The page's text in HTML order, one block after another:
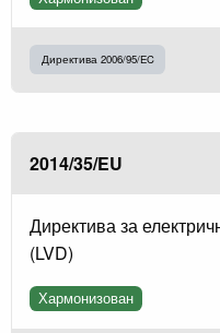
Директива 2006/95/EC
2014/35/EU
Директива за
(LVD)
Хармонизован